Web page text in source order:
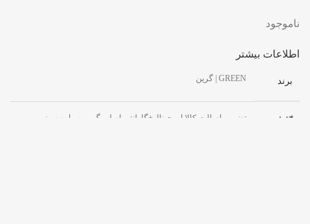
ناموجود
اطلاعات بیشتر
برند GREEN | گرین
گارانتی تضمین اصالت کالا اروجینال+گارانتی اصلی گرین سیاره سبز